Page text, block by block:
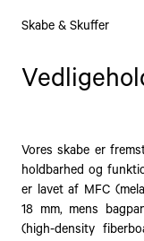
Skabe & Skuffer
Vores skabe er
holdbarhed og
er lavet af MFC
18 mm, mens
(high-density